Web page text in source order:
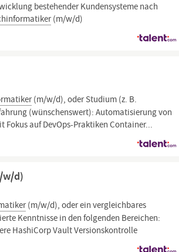
bestehender Kundensysteme nach
(m/w/d)
(m/w/d), oder Studium (z. B.
(wünschenswert): Automatisierung von
auf DevOps-Praktiken Container...
w/d)
(m/w/d), oder ein vergleichbares
Kenntnisse in den folgenden Bereichen:
HashiCorp Vault Versionskontrolle